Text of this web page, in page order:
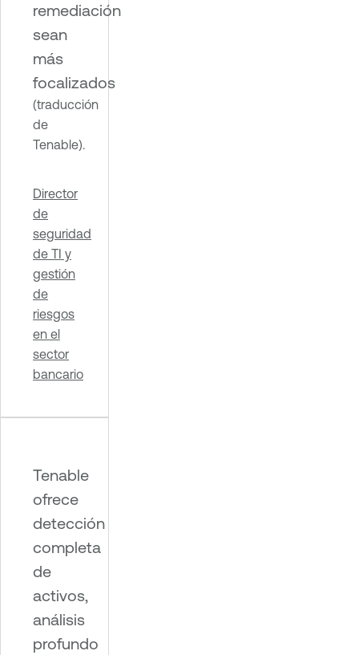
remediación
sean
más
focalizados
(traducción
de
Tenable).
Director
de
seguridad
de TI y
gestión
de
riesgos
en el
sector
bancario
Tenable
ofrece
detección
completa
de
activos,
análisis
profundo